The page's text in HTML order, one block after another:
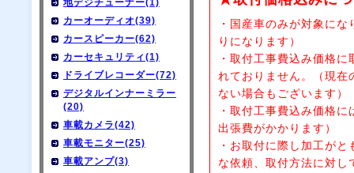
カーオーディオ(39)
カースピーカー(62)
カーセキュリティ(1)
ドライブレコーダー(72)
デジタルインナーミラー
(20)
車載カメラ(42)
車載モニター(25)
車載アンプ(3)
・国産車のみが対象に
りになります）
・取付工事費込み価格
れておりません。（現在
ない場合もございます）
・取付工事費込み価格
出張費がかかります）
・お取付に際し加工が
な依頼、取付方法に対し